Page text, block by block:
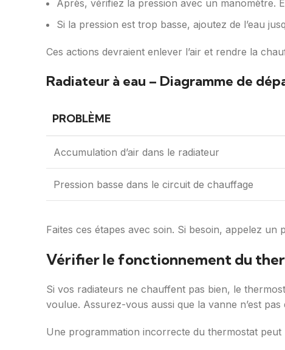
Après, vérifiez la pression avec un manomètre.
Si la pression est trop basse, ajoutez de l’eau
Ces actions devraient enlever l’air et rendre la
Radiateur à eau – Diagramme de
PROBLÈME
Accumulation d’air dans le radiateur
Pression basse dans le circuit de chauffage
Faites ces étapes avec soin. Si besoin, appelez
Vérifier le fonctionnement du
Si vos radiateurs ne chauffent pas bien, le
voulue. Assurez-vous aussi que la vanne n’est pas
Une programmation incorrecte du thermostat